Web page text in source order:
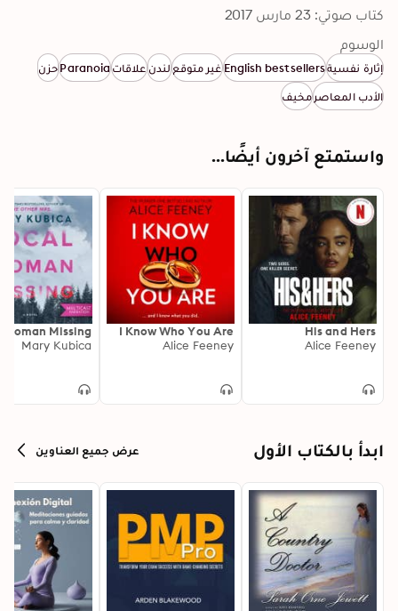
كتاب صوتي: 23 مارس 2017
الوسوم
إثارة نفسيةEnglish bestsellersغير متوقعلندن علاقاتParanoiaحزن
الأدب المعاصرمخيف
واستمتع آخرون أيضًا...
His and Hers
Alice Feeney
I Know Who You Are
Alice Feeney
Missing
Mary Kubica
ابدأ بالكتاب الأول عرض جميع العناوين